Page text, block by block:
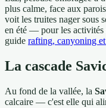
plus calme, face aux
voit les truites nager sous
en été — pour les activités
guide rafting, canyoning
La cascade
Au fond de la vallée, la
calcaire — c'est elle qui